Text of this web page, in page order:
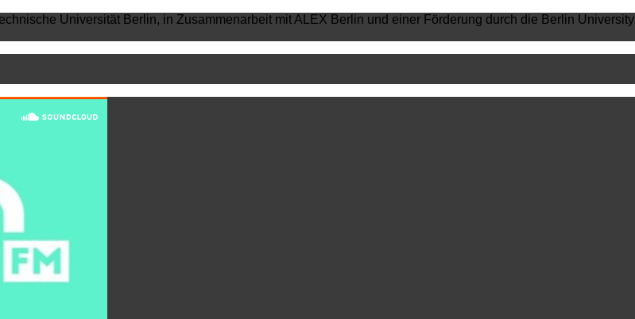
Universität Berlin, in Zusammenarbeit mit ALEX Berlin und einer Förderung durch die Berlin University